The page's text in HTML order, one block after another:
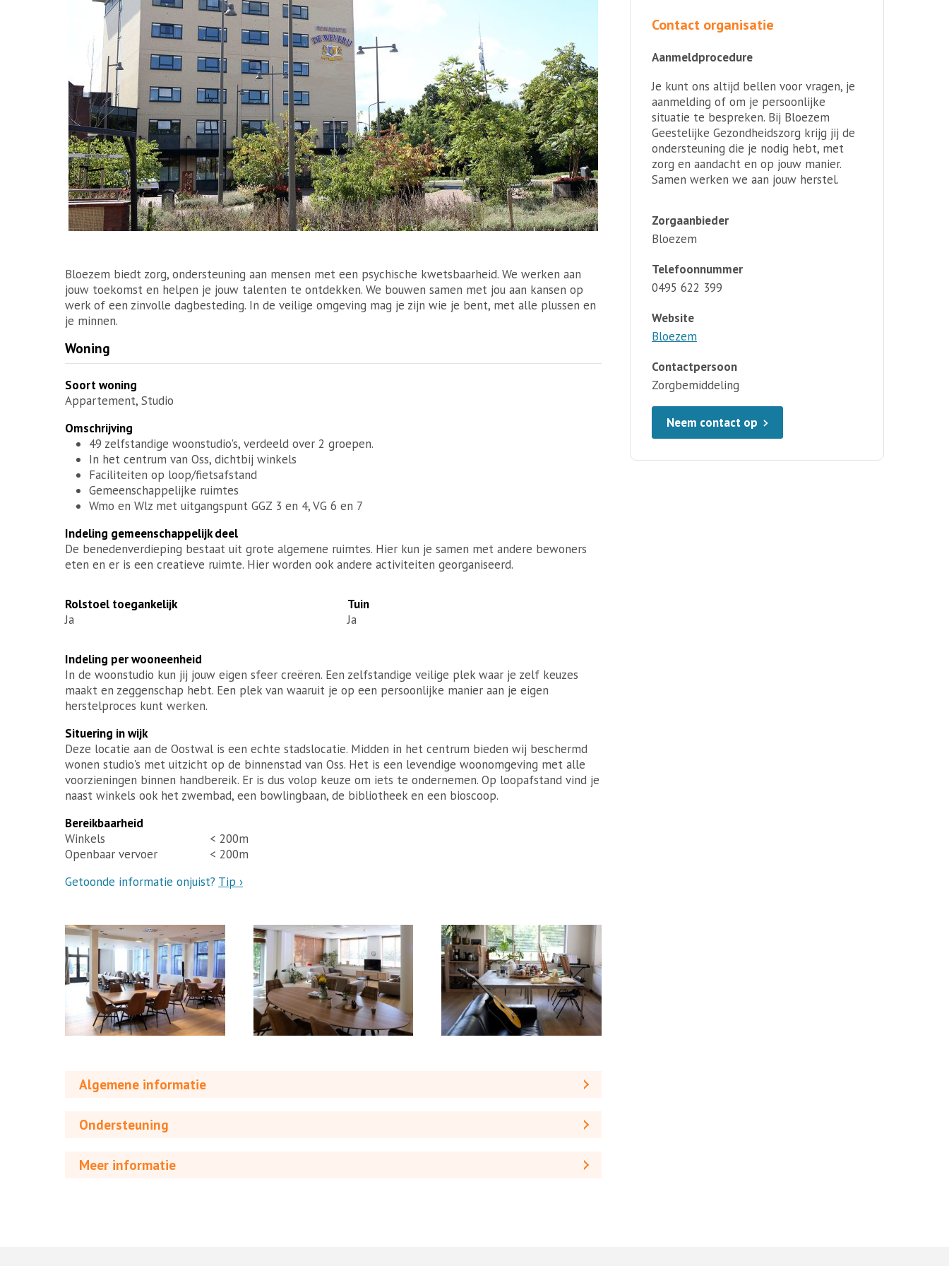
Bloezem biedt zorg, ondersteuning aan mensen met een psychische kwetsbaarheid. We werken aan
jouw toekomst en helpen je jouw talenten te ontdekken. We bouwen samen met jou aan kansen op
werk of een zinvolle dagbesteding. In de veilige omgeving mag je zijn wie je bent, met alle plussen en
je minnen.
Woning
Soort woning
Appartement, Studio
Omschrijving
49 zelfstandige woonstudio's, verdeeld over 2 groepen.
In het centrum van Oss, dichtbij winkels
Faciliteiten op loop/fietsafstand
Gemeenschappelijke ruimtes
Wmo en Wlz met uitgangspunt GGZ 3 en 4, VG 6 en 7
Indeling gemeenschappelijk deel
De benedenverdieping bestaat uit grote algemene ruimtes. Hier kun je samen met andere bewoners
eten en er is een creatieve ruimte. Hier worden ook andere activiteiten georganiseerd.
Rolstoel toegankelijk
Ja
Tuin
Ja
Indeling per wooneenheid
In de woonstudio kun jij jouw eigen sfeer creëren. Een zelfstandige veilige plek waar je zelf keuzes
maakt en zeggenschap hebt. Een plek van waaruit je op een persoonlijke manier aan je eigen
herstelproces kunt werken.
Situering in wijk
Deze locatie aan de Oostwal is een echte stadslocatie. Midden in het centrum bieden wij beschermd
wonen studio's met uitzicht op de binnenstad van Oss. Het is een levendige woonomgeving met alle
voorzieningen binnen handbereik. Er is dus volop keuze om iets te ondernemen. Op loopafstand vind je
naast winkels ook het zwembad, een bowlingbaan, de bibliotheek en een bioscoop.
Bereikbaarheid
Winkels
< 200m
Openbaar vervoer
< 200m
Getoonde informatie onjuist? Tip ›
Algemene informatie
Ondersteuning
Meer informatie
Contact organisatie
Aanmeldprocedure
Je kunt ons altijd bellen voor vragen, je
aanmelding of om je persoonlijke
situatie te bespreken. Bij Bloezem
Geestelijke Gezondheidszorg krijg jij de
ondersteuning die je nodig hebt, met
zorg en aandacht en op jouw manier.
Samen werken we aan jouw herstel.
Zorgaanbieder
Bloezem
Telefoonnummer
0495 622 399
Website
Bloezem
Contactpersoon
Zorgbemiddeling
Neem contact op